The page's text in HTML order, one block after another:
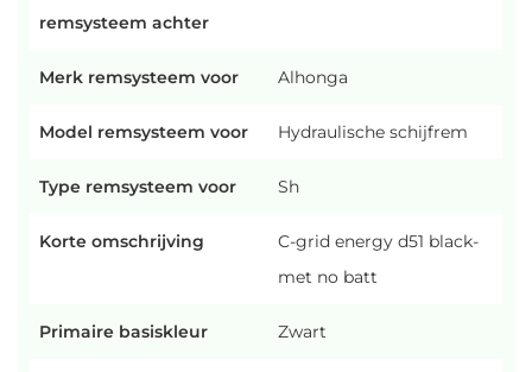
remsysteem achter
Merk remsysteem voor Alhonga
Model remsysteem voor Hydraulische schijfrem
Type remsysteem voor Sh
Korte omschrijving
C-grid energy d51 black-
met no batt
Primaire basiskleur Zwart